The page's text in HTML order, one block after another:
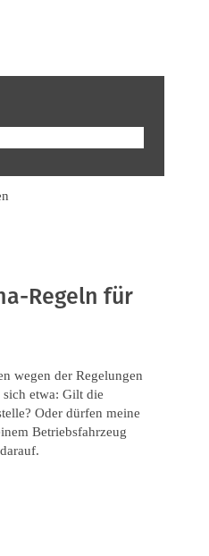
Regeln für
wegen der Regelungen
etwa: Gilt die
Oder dürfen meine
Betriebsfahrzeug